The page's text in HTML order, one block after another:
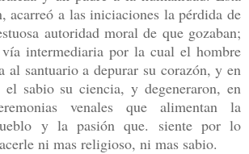
acarreó a las iniciaciones la pérdida de
autoridad moral de que gozaban;
intermediaria por la cual el hombre
al santuario a depurar su corazón, y en
sabio su ciencia, y degeneraron, en
venales que alimentan la
y la pasión que. siente por lo
ni mas religioso, ni mas sabio.